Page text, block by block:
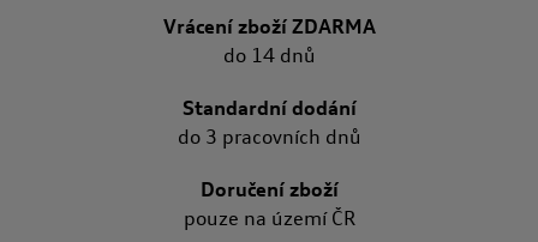
Vrácení zboží ZDARMA
do 14 dnů
Standardní dodání
do 3 pracovních dnů
Doručení zboží
pouze na území ČR